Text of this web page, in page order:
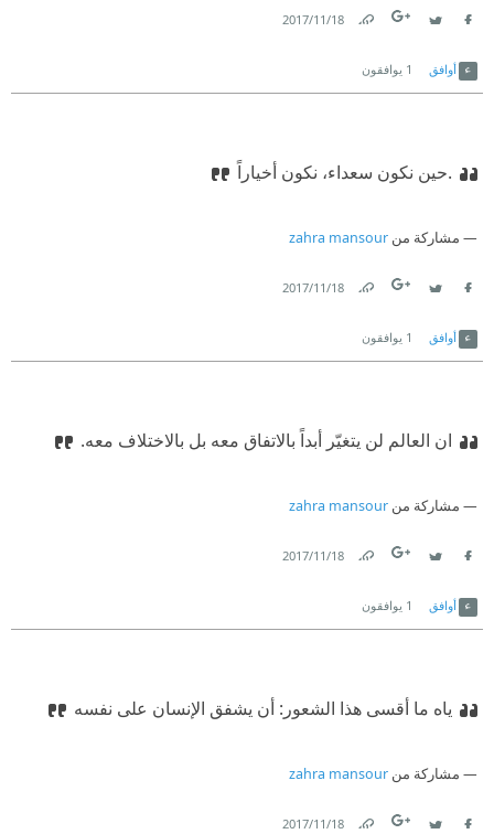
18‏/11‏/2017
أوافق 1 يوافقون
.حين نكون سعداء، نكون أخياراً
مشاركة من zahra mansour
18‏/11‏/2017
أوافق 1 يوافقون
ان العالم لن يتغيّر أبداً بالاتفاق معه بل بالاختلاف معه.
مشاركة من zahra mansour
18‏/11‏/2017
أوافق 1 يوافقون
ياه ما أقسى هذا الشعور: أن يشفق الإنسان على نفسه
مشاركة من zahra mansour
18‏/11‏/2017